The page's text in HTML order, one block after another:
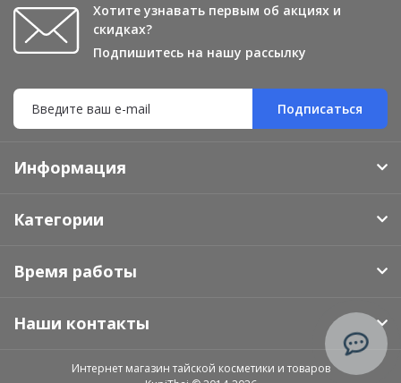
Хотите узнавать первым об акциях и
скидках?
Подпишитесь на нашу рассылку
Подписаться
Информация
Категории
Время работы
Наши контакты
Интернет магазин тайской косметики и товаров